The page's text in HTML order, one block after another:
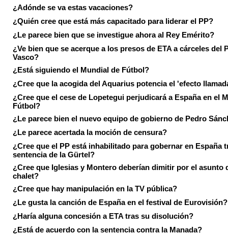
¿Adónde se va estas vacaciones?
¿Quién cree que está más capacitado para liderar el PP?
¿Le parece bien que se investigue ahora al Rey Emérito?
¿Ve bien que se acerque a los presos de ETA a cárceles del
Vasco?
¿Está siguiendo el Mundial de Fútbol?
¿Cree que la acogida del Aquarius potencia el 'efecto
¿Cree que el cese de Lopetegui perjudicará a España en el
Fútbol?
¿Le parece bien el nuevo equipo de gobierno de Pedro
¿Le parece acertada la moción de censura?
¿Cree que el PP está inhabilitado para gobernar en España
sentencia de la Gürtel?
¿Cree que Iglesias y Montero deberían dimitir por el asunto
chalet?
¿Cree que hay manipulación en la TV pública?
¿Le gusta la canción de España en el festival de Eurovisión?
¿Haría alguna concesión a ETA tras su disolución?
¿Está de acuerdo con la sentencia contra la Manada?